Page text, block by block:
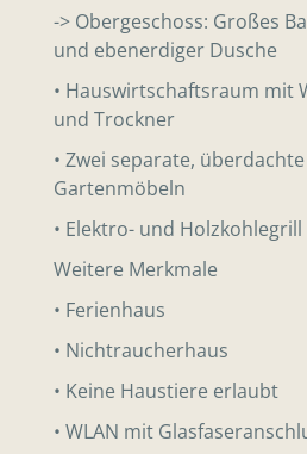
-> Obergeschoss: Großes
und ebenerdiger Dusche
• Hauswirtschaftsraum mit
und Trockner
• Zwei separate,
Gartenmöbeln
• Elektro- und
Weitere Merkmale
• Ferienhaus
• Nichtraucherhaus
• Keine Haustiere erlaubt
• WLAN mit